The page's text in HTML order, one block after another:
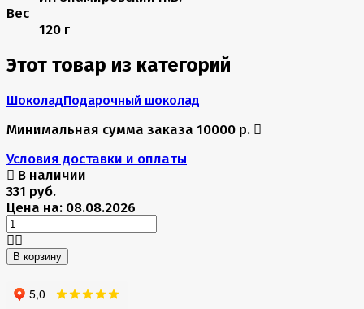
Вес
120 г
Этот товар из категорий
ШоколадПодарочный шоколад
Минимальная сумма заказа 10000 р.
Условия доставки и оплаты
В наличии
331 руб.
Цена на: 08.08.2026
В корзину